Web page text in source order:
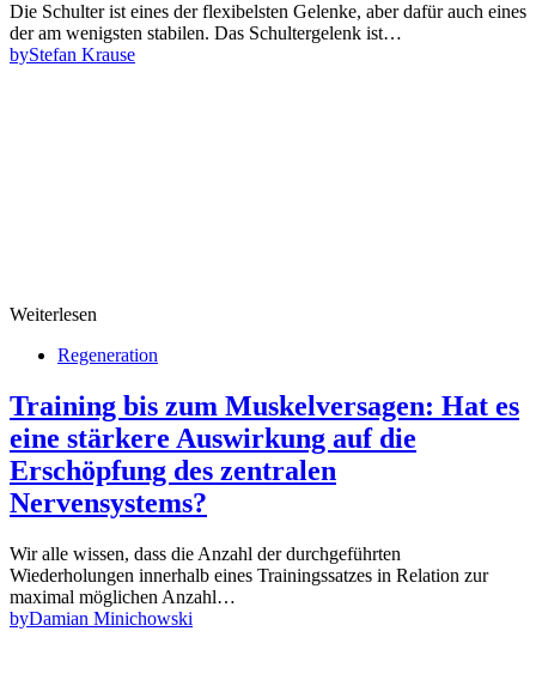
Die Schulter ist eines der flexibelsten Gelenke, aber dafür auch eines
der am wenigsten stabilen. Das Schultergelenk ist…
byStefan Krause
Weiterlesen
Regeneration
Training bis zum Muskelversagen: Hat es
eine stärkere Auswirkung auf die
Erschöpfung des zentralen
Nervensystems?
Wir alle wissen, dass die Anzahl der durchgeführten
Wiederholungen innerhalb eines Trainingssatzes in Relation zur
maximal möglichen Anzahl…
byDamian Minichowski